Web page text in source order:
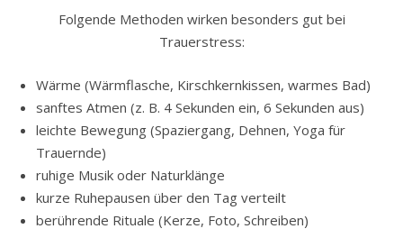
Folgende Methoden wirken besonders gut bei
Trauerstress:
Wärme (Wärmflasche, Kirschkernkissen, warmes Bad)
sanftes Atmen (z. B. 4 Sekunden ein, 6 Sekunden aus)
leichte Bewegung (Spaziergang, Dehnen, Yoga für
Trauernde)
ruhige Musik oder Naturklänge
kurze Ruhepausen über den Tag verteilt
berührende Rituale (Kerze, Foto, Schreiben)